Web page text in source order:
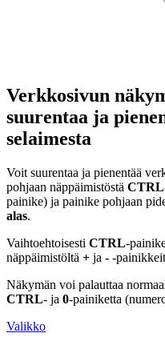
Verkkosivun
suurentaa ja
selaimesta
Voit suurentaa ja pienentää
pohjaan näppäimistöstä CTRL
painike) ja painike pohjaan
alas.
Vaihtoehtoisesti CTRL-
näppäimistöltä + ja - -
Näkymän voi palauttaa
CTRL- ja 0-painiketta
Valikko